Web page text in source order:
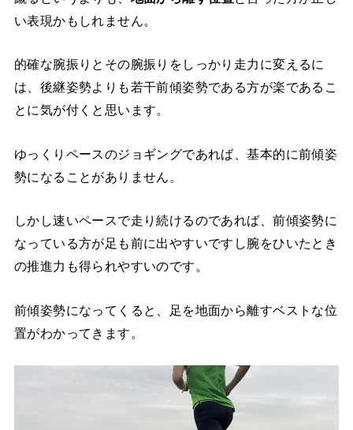
い表現かもしれません。
的確な腕振りとその腕振りをしっかり走力に変えるに
は、後継姿勢よりも若干前傾姿勢である方が楽であるこ
とに気が付くと思います。
ゆっくりペースのジョギングであれば、基本的に前傾姿
勢になることがありません。
しかし速いペースで走り続けるのであれば、前傾姿勢に
なっている方が足も前に出やすいですし腕をひいたとき
の推進力も得られやすいのです。
前傾姿勢になってくると、足を地面から離すベストな位
置がわかってきます。